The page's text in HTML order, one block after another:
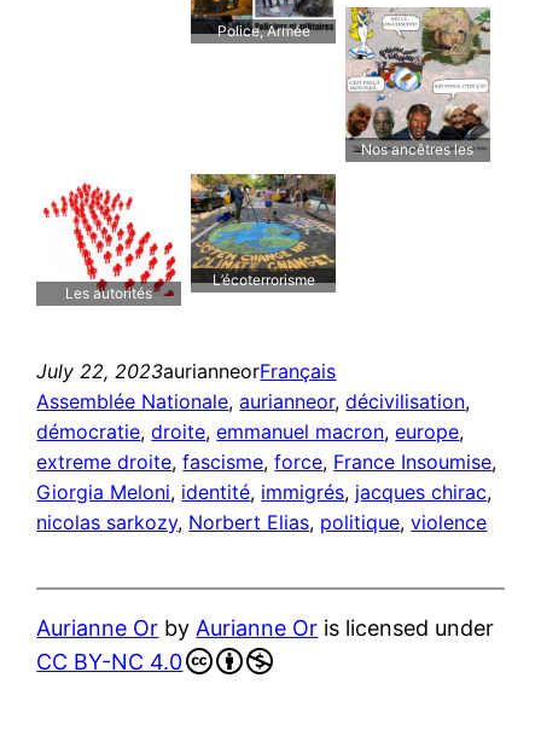
Police, Armée
le peuple
Nos ancêtres les
Les autorités
L’écoterrorisme
July 22, 2023aurianneorFrançais
Assemblée Nationale, aurianneor, décivilisation
démocratie, droite, emmanuel macron, europe
extreme droite, fascisme, force, France Insoumise
Giorgia Meloni, identité, immigrés, jacques chirac
nicolas sarkozy, Norbert Elias, politique, violence
Aurianne Or byAurianne Or is licensed under
CC BY-NC 4.0